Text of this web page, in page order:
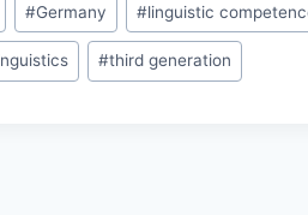
#Germany #linguistic
#third generation